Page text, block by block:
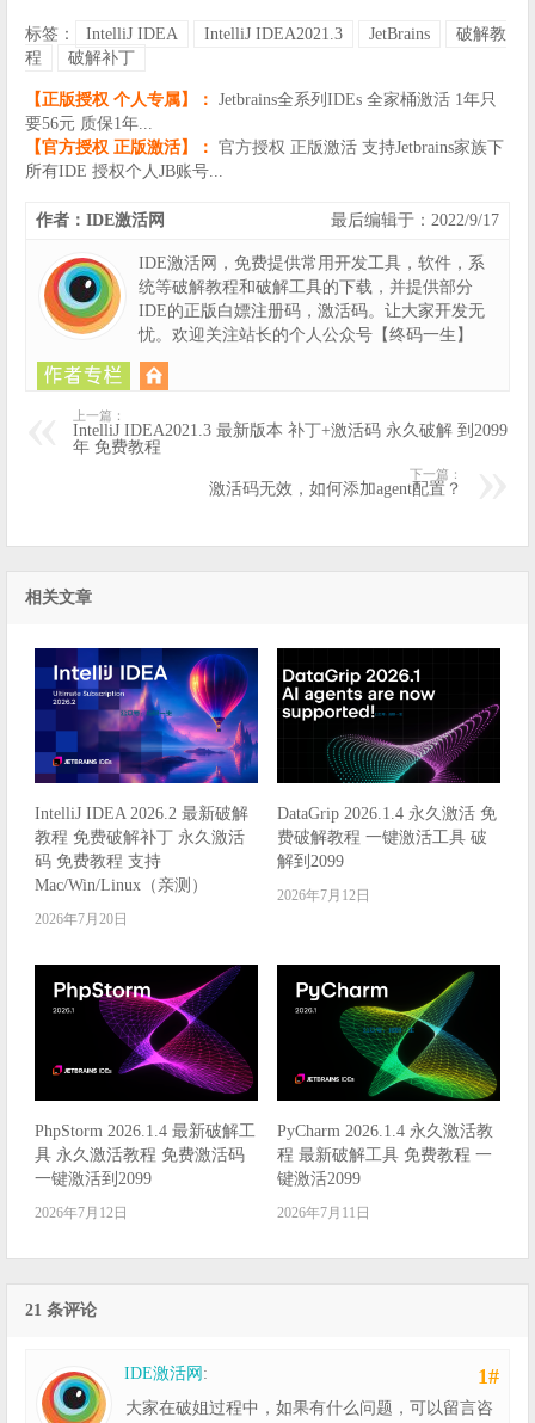
标签： IntelliJ IDEA IntelliJ IDEA2021.3 JetBrains
破解教
程
破解补丁
【正版授权 个人专属】： Jetbrains全系列IDEs 全家桶激活 1年只
要56元 质保1年...
【官方授权 正版激活】： 官方授权 正版激活 支持Jetbrains家族下
所有IDE 授权个人JB账号...
最后编辑于：2022/9/17
作者：IDE激活网
IDE激活网，免费提供常用开发工具，软件，系
统等破解教程和破解工具的下载，并提供部分
IDE的正版白嫖注册码，激活码。让大家开发无
忧。欢迎关注站长的个人公众号【终码一生】
上一篇：
IntelliJ IDEA2021.3 最新版本 补丁+激活码 永久破解 到2099
年 免费教程
下一篇：
激活码无效，如何添加agent配置？
相关文章
IntelliJ IDEA 2026.2 最新破解
教程 免费破解补丁 永久激活
码 免费教程 支持
Mac/Win/Linux（亲测）
2026年7月20日
DataGrip 2026.1.4 永久激活 免
费破解教程 一键激活工具 破
解到2099
2026年7月12日
PhpStorm 2026.1.4 最新破解工
具 永久激活教程 免费激活码
一键激活到2099
2026年7月12日
PyCharm 2026.1.4 永久激活教
程 最新破解工具 免费教程 一
键激活2099
2026年7月11日
21 条评论
1#
IDE激活网 :
大家在破姐过程中，如果有什么问题，可以留言咨